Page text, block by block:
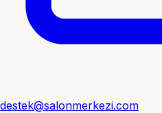
destek@salonmerkezi.com